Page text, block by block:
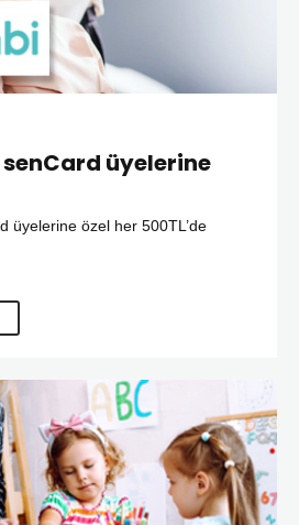
üyelerine
üyelerine özel her 500TL’de